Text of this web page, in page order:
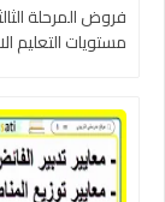
فروض المرحلة
مستويات التعليم